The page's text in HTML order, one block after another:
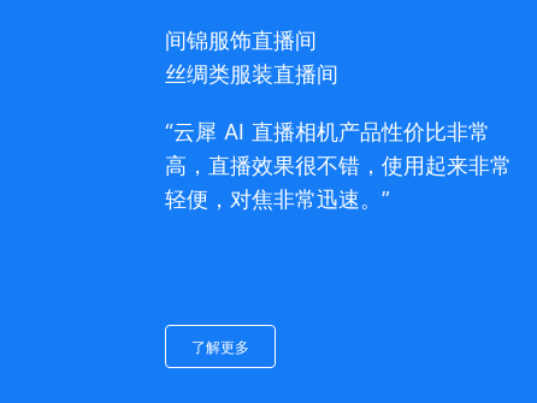
间锦服饰直播间
丝绸类服装直播间
“云犀 AI 直播相机产品性价比非常
高，直播效果很不错，使用起来非常
轻便，对焦非常迅速。”
了解更多